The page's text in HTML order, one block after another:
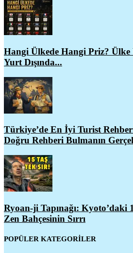
Hangi Ülkede Hangi Priz?
Yurt Dışında...
Türkiye’de En İyi Turist
Doğru Rehberi Bulmanın
Ryoan-ji Tapınağı: Kyoto’daki
Zen Bahçesinin Sırrı
POPÜLER KATEGORİLER